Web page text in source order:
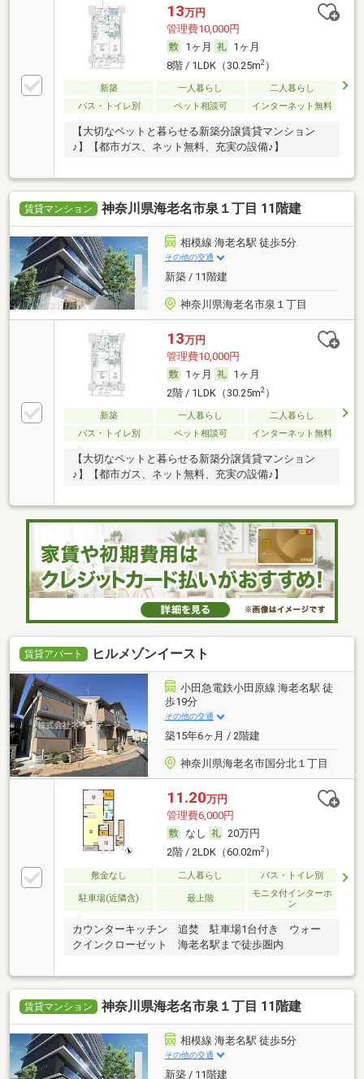
13万円
管理費10,000円
1ヶ月
1ヶ月
8階 / 1LDK（30.25m2）
新築 一人暮らし
二人暮らし
バス・トイレ別
ペット相談可 インターネット無料
【大切なペットと暮らせる新築分譲賃貸マンション
♪】【都市ガス、ネット無料、充実の設備♪】
賃貸マンション 神奈川県海老名市泉１丁目 11階建
相模線 海老名駅 徒歩5分
その他の交通
新築 / 11階建
神奈川県海老名市泉１丁目
13万円
管理費10,000円
1ヶ月
1ヶ月
2階 / 1LDK（30.25m2）
新築 一人暮らし
二人暮らし
バス・トイレ別
ペット相談可 インターネット無料
【大切なペットと暮らせる新築分譲賃貸マンション
♪】【都市ガス、ネット無料、充実の設備♪】
賃貸アパート ヒルメゾンイースト
小田急電鉄小田原線 海老名駅 徒
歩19分
その他の交通
築15年6ヶ月 / 2階建
神奈川県海老名市国分北１丁目
11.20万円
管理費6,000円
なし
20万円
2階 / 2LDK（60.02m2）
敷金なし 二人暮らし バス・トイレ別
駐車場(近隣含) 最上階
モニタ付インターホ
ン
カウンターキッチン 追焚 駐車場1台付き ウォー
クインクローゼット 海老名駅まで徒歩圏内
賃貸マンション 神奈川県海老名市泉１丁目 11階建
相模線 海老名駅 徒歩5分
その他の交通
新築 / 11階建